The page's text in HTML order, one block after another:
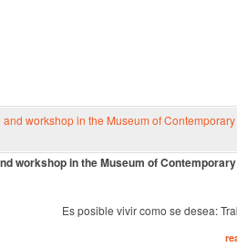
workshop in the Museum of
Es posible vivir como se desea: